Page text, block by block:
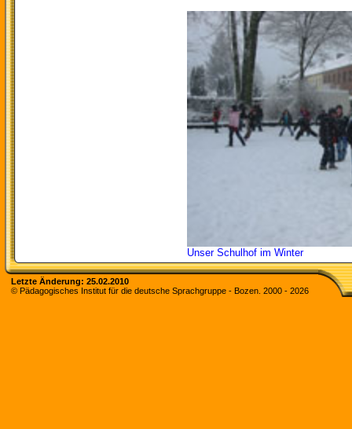
Unser Schulhof im Winter
Letzte Änderung: 25.02.2010
© Pädagogisches Institut für die deutsche Sprachgruppe - Bozen. 2000 - 2026